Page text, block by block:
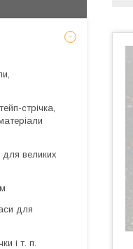
стрічка,
для великих
для
і т. п.